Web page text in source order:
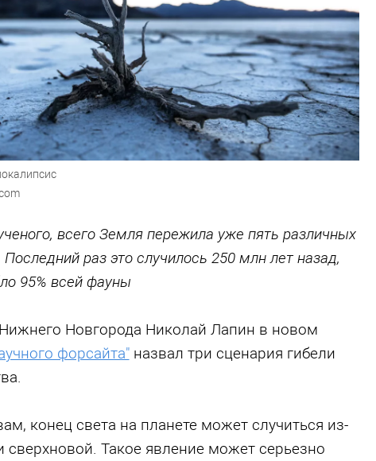
всего Земля пережила уже пять различных
раз это случилось 250 млн лет назад,
95% всей фауны
Новгорода Николай Лапин в новом
форсайта"назвал три сценария гибели
конец света на планете может случиться из-
сверхновой. Такое явление может серьезно